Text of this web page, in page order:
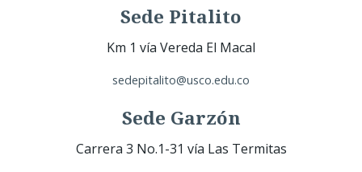
Sede Pitalito
Km 1 vía Vereda El Macal
sedepitalito@usco.edu.co
Sede Garzón
Carrera 3 No.1-31 vía Las Termitas